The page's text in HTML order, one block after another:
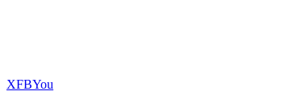
ХFBYou